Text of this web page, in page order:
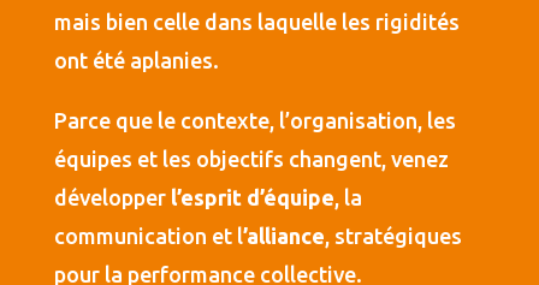
mais bien celle dans laquelle les rigidités
ont été aplanies.
Parce que le contexte, l’organisation, les
équipes et les objectifs changent, venez
développer l’esprit d’équipe , la
communication et l’alliance , stratégiques
pour la performance collective.